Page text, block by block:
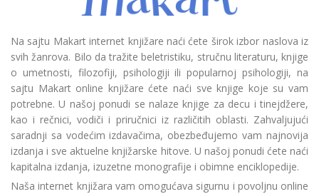
Na sajtu Makart internet knjižare naći ćete širok izbor naslova iz
svih žanrova. Bilo da tražite beletristiku, stručnu literaturu, knjige
o umetnosti, filozofiji, psihologiji ili popularnoj psihologiji, na
sajtu Makart online knjižare ćete naći sve knjige koje su vam
potrebne. U našoj ponudi se nalaze knjige za decu i tinejdžere,
kao i rečnici, vodiči i priručnici iz različitih oblasti. Zahvaljujući
saradnji sa vodećim izdavačima, obezbeđujemo vam najnovija
izdanja i sve aktuelne knjižarske hitove. U našoj ponudi ćete naći
kapitalna izdanja, izuzetne monografije i obimne enciklopedije.
Naša internet knjižara vam omogućava sigurnu i povoljnu online